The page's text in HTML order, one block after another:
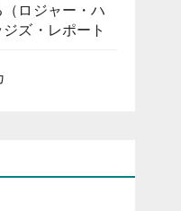
ロジャー・ハ
ズ・レポート